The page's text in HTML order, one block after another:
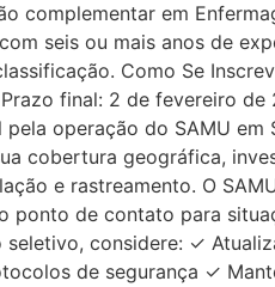
complementar em
seis ou mais anos de
Como Se
final: 2 de fevereiro
operação do SAMU
cobertura geográfica,
e rastreamento. O
ponto de contato para
seletivo, considere: ✓
de segurança ✓